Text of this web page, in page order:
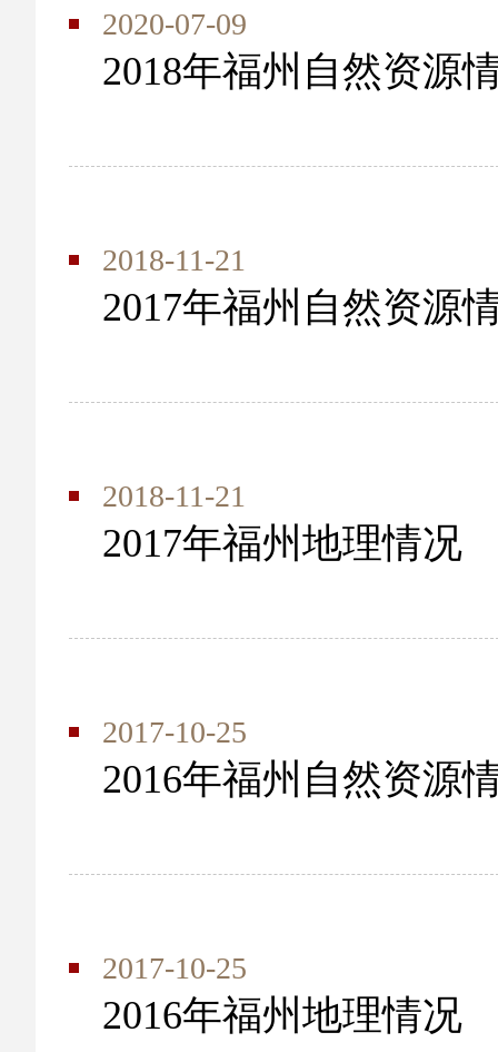
2020-07-09
2018年福州自然资源
2018-11-21
2017年福州自然资源
2018-11-21
2017年福州地理情况
2017-10-25
2016年福州自然资源
2017-10-25
2016年福州地理情况